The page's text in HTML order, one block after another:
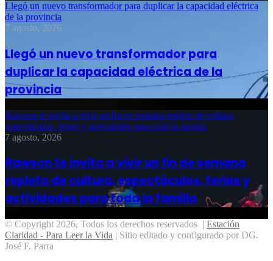
Llegó un nuevo transformador para duplicar la capacidad eléctrica
de la provincia
7 agosto, 2026
Llegó un nuevo transformador para
duplicar la capacidad eléctrica de la
provincia
Rawson te invita a vivir un fin de semana repleto de cultura,
espectáculos, ferias y actividades para toda la familia
7 agosto, 2026
Rawson te invita a vivir un fin de semana
repleto de cultura, espectáculos, ferias y
actividades para toda la familia
© Copyright 2026, Todos los derechos reservados | Estación
Claridad - Para Leer la Vida | Sitio editado y configurado por DG.
José F. Parra